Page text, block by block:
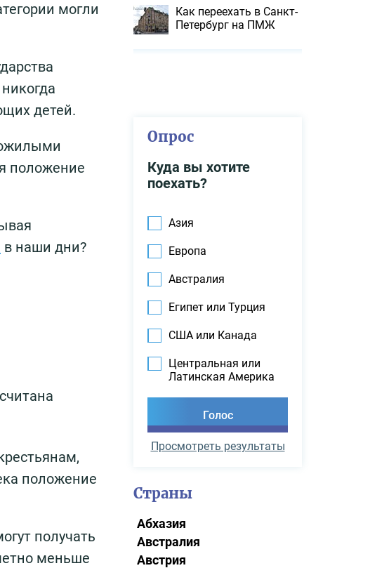
могли
детей.
положение
в наши дни?
положение
получать
меньше
Как переехать в Санкт-
Петербург на ПМЖ
Опрос
Куда вы хотите
поехать?
Азия
Европа
Австралия
Египет или Турция
США или Канада
Центральная или
Латинская Америка
Просмотреть результаты
Страны
Абхазия
Австралия
Австрия